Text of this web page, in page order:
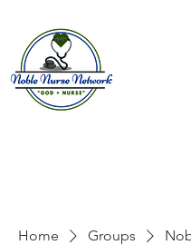
Home Groups